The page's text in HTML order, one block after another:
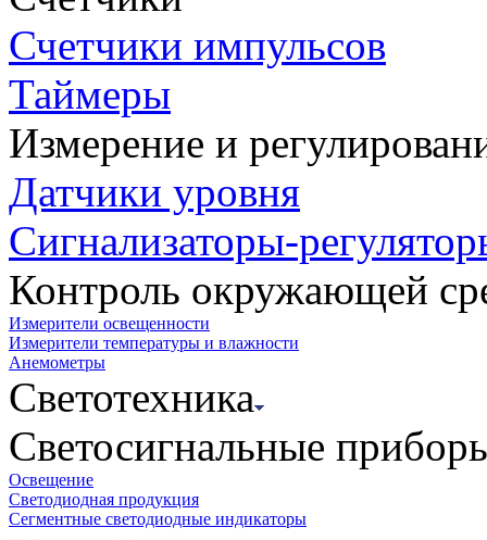
Счетчики импульсов
Таймеры
Измерение и
Датчики уровня
Сигнализаторы-
Контроль окружающей
Измерители освещенности
Измерители температуры и влажности
Анемометры
Светотехника
Светосигнальные
Освещение
Светодиодная продукция
Сегментные светодиодные индикаторы